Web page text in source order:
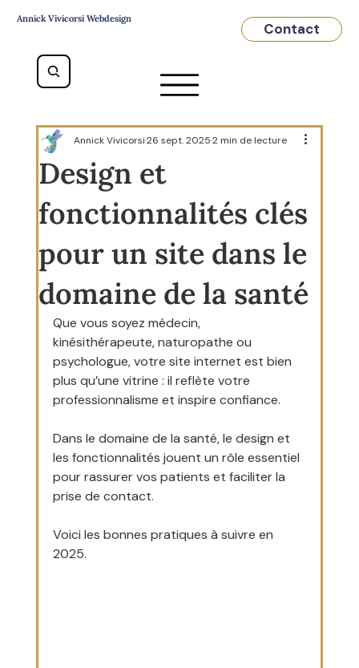
Annick Vivicorsi Webdesign
Contact
Design et
fonctionnalités clés
pour un site dans le
domaine de la santé
Annick Vivicorsi26 sept. 20252 min de lecture
Que vous soyez médecin,
kinésithérapeute, naturopathe ou
psychologue, votre site internet est bien
plus qu’une vitrine : il reflète votre
professionnalisme et inspire confiance.
Dans le domaine de la santé, le design et
les fonctionnalités jouent un rôle essentiel
pour rassurer vos patients et faciliter la
prise de contact.
Voici les bonnes pratiques à suivre en
2025.